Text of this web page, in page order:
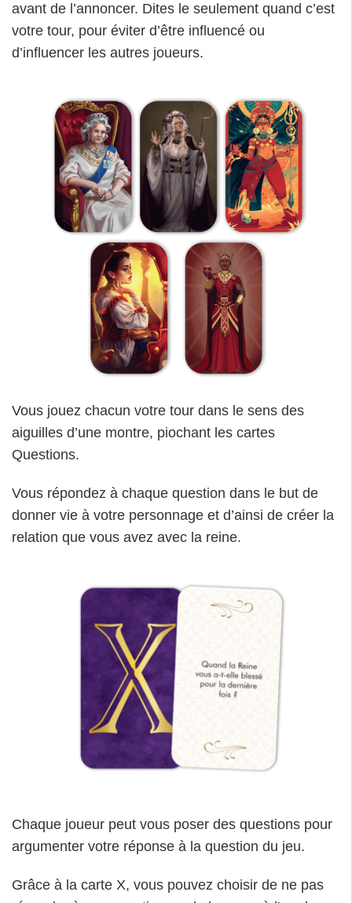
avant de l’annoncer. Dites le seulement quand c’est
votre tour, pour éviter d’être influencé ou
d’influencer les autres joueurs.
Vous jouez chacun votre tour dans le sens des
aiguilles d’une montre, piochant les cartes
Questions.
Vous répondez à chaque question dans le but de
donner vie à votre personnage et d’ainsi de créer la
relation que vous avez avec la reine.
Chaque joueur peut vous poser des questions pour
argumenter votre réponse à la question du jeu.
Grâce à la carte X, vous pouvez choisir de ne pas